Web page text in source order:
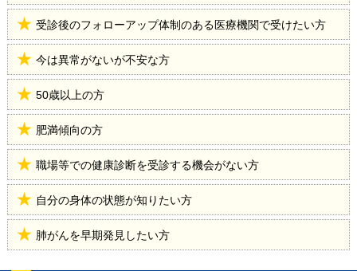
受診後のフォローアップ体制のある医療機関で受けたい方
今は異常がないが不安な方
50歳以上の方
肥満傾向の方
職場等での健康診断を受診する機会がない方
自分の身体の状態が知りたい方
肺がんを早期発見したい方